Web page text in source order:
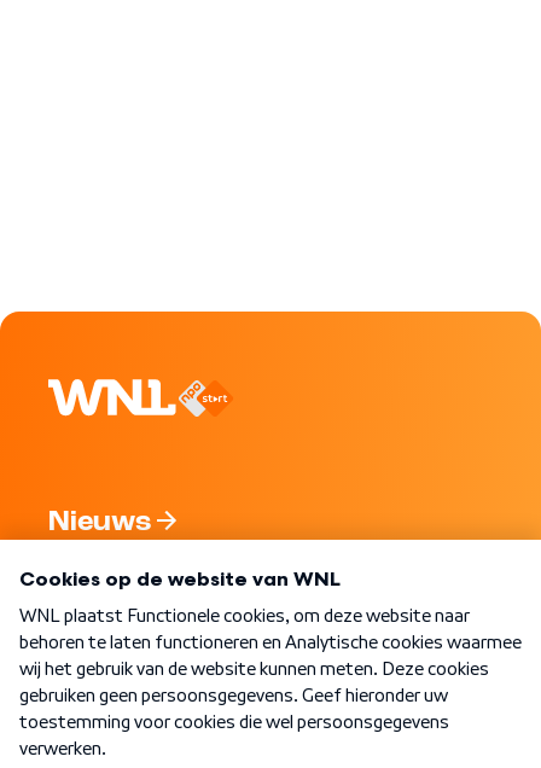
Nieuws
Nieuwsbrief
Word Lid